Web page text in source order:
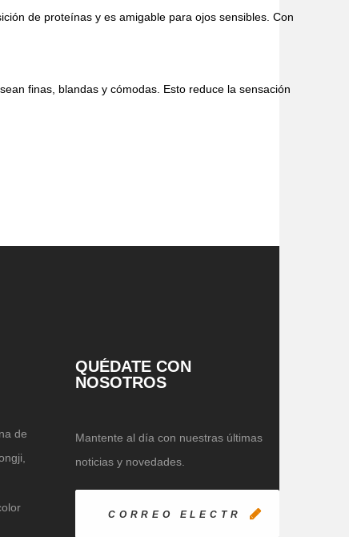
de proteínas y es amigable para ojos sensibles. Con
finas, blandas y cómodas. Esto reduce la sensación
de
QUÉDATE CON
NOSOTROS
Mantente al día con nuestras últimas
noticias y novedades.